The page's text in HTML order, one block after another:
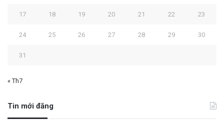
17 18 19 20 21 22 23
24 25 26 27 28 29 30
31
« Th7
Tin mới đăng